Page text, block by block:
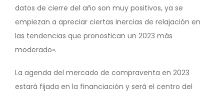
datos de cierre del año son muy positivos, ya se
empiezan a apreciar ciertas inercias de relajación en
las tendencias que pronostican un 2023 más
moderado».
La agenda del mercado de compraventa en 2023
estará fijada en la financiación y será el centro del